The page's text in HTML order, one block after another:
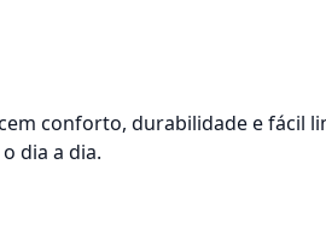
conforto, durabilidade e fácil
dia a dia.